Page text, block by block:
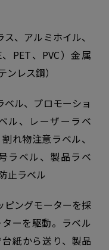
、アルミホイル、
PET、PVC）金属
ンレス鋼）
ベル、プロモーショ
ル、レーザーラベ
れ物注意ラベル、
ラベル、製品ラベ
止ラベル
ピングモーターを採
ーを駆動。ラベル
紙から送り、製品